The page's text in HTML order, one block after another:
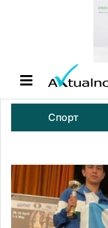
Спорт